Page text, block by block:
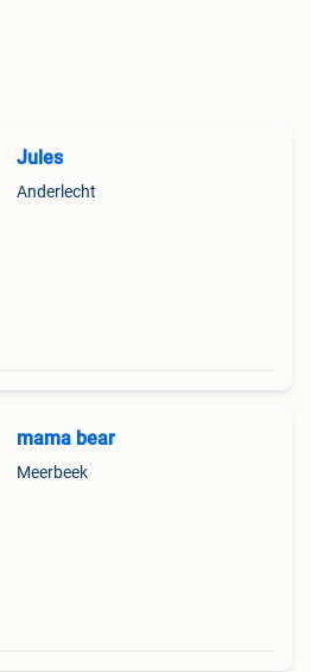
Jules
Anderlecht
mama bear
Meerbeek